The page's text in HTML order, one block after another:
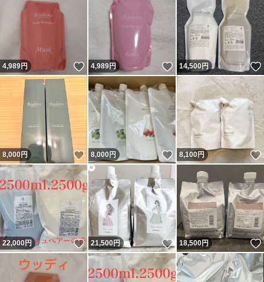
4,989円 いいね！
4,989円 いいね！
14,500円
8,000円 いいね！
8,000円 いいね！
8,100円
22,000円 いいね！
21,500円 いいね！
18,500円